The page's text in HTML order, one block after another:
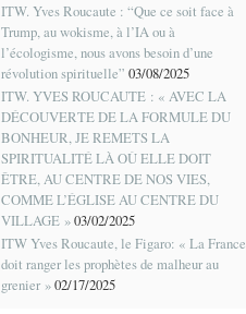
ITW. Yves Roucaute : “Que ce soit face à
Trump, au wokisme, à l’IA ou à
l’écologisme, nous avons besoin d’une
révolution spirituelle” 03/08/2025
ITW. YVES ROUCAUTE : « AVEC LA
DÉCOUVERTE DE LA FORMULE DU
BONHEUR, JE REMETS LA
SPIRITUALITÉ LÀ OÙ ELLE DOIT
ÊTRE, AU CENTRE DE NOS VIES,
COMME L’ÉGLISE AU CENTRE DU
VILLAGE »03/02/2025
ITW Yves Roucaute, le Figaro: « La France
doit ranger les prophètes de malheur au
grenier »02/17/2025